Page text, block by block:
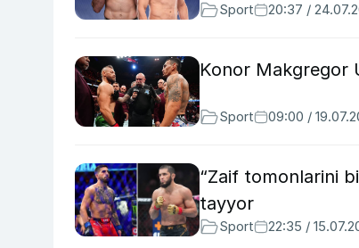
Sport 20:37 /
Konor Makgregor
Sport 09:00 /
“Zaif tomonlarini
tayyor
Sport 22:35 /